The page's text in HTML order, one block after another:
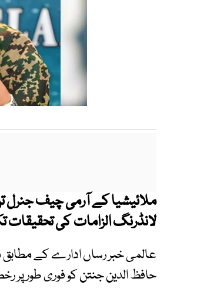
ملائیشیا کے آرمی چیف جنرل
لانڈرنگ الزامات کی
عالمی خبر رساں ادارے کے
حافظ الدین جنتن کو فوری طور پر